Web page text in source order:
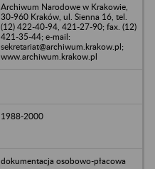
Archiwum Narodowe w Krakowie,
30-960 Kraków, ul. Sienna 16, tel.
(12) 422-40-94, 421-27-90; fax. (12)
421-35-44; e-mail:
sekretariat@archiwum.krakow.pl;
www.archiwum.krakow.pl
1988-2000
dokumentacja osobowo-płacowa